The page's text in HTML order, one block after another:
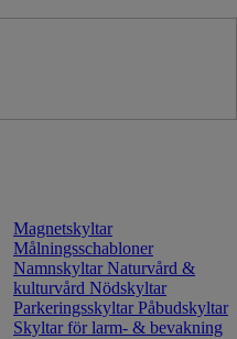
Magnetskyltar
Målningsschabloner
NamnskyltarNaturvård &
kulturvårdNödskyltar
ParkeringsskyltarPåbudskyltar
Skyltar för larm- & bevakning